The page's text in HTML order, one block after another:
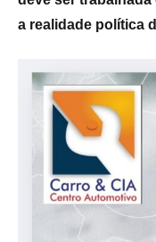
a realidade política